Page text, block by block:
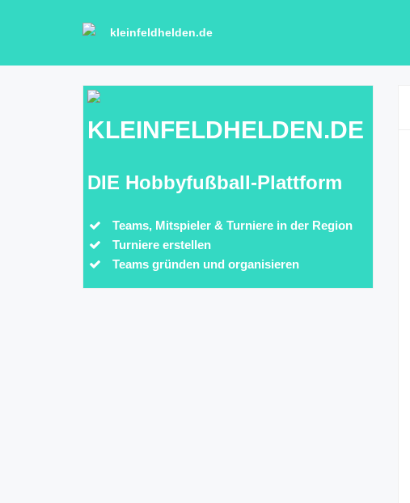
kleinfeldhelden.de
KLEINFELDHELDEN.DE
DIE Hobbyfußball-Plattform
Teams, Mitspieler & Turniere in der Region
Turniere erstellen
Teams gründen und organisieren